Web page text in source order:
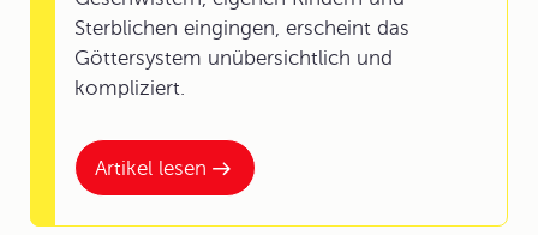
Artikel lesen
Sterblichen eingingen, erscheint das
Göttersystem unübersichtlich und
kompliziert.